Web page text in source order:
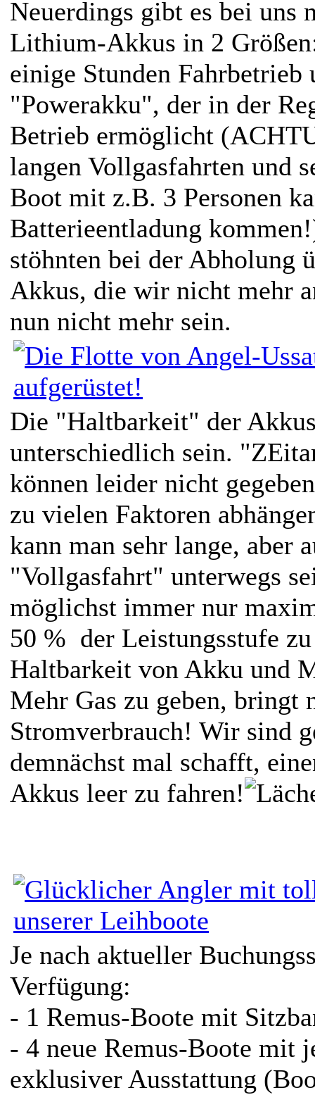
Neuerdings gibt es bei uns
Lithium-Akkus in 2
einige Stunden Fahrbetrieb
"Powerakku", der in der
Betrieb ermöglicht
langen Vollgasfahrten und
Boot mit z.B. 3 Personen
Batterieentladung
stöhnten bei der Abholung
Akkus, die wir nicht mehr
nun nicht mehr sein.
Die "Haltbarkeit" der
unterschiedlich sein.
können leider nicht
zu vielen Faktoren
kann man sehr lange, aber
"Vollgasfahrt" unterwegs
möglichst immer nur
50 % der Leistungsstufe
Haltbarkeit von Akku und
Mehr Gas zu geben, bringt
Stromverbrauch! Wir sind
demnächst mal schafft,
Akkus leer zu fahren!
Je nach aktueller
Verfügung:
- 1 Remus-Boote mit
- 4 neue Remus-Boote mit
exklusiver Ausstattung